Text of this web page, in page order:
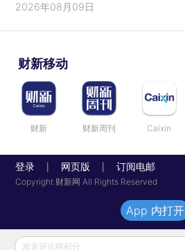
2026年08月09日
财新移动
财新 财新周刊 Caixin
登录 网页版 订阅电邮
Copyright 财新网 All Rights Reserved
发表评论得积分
App 内打开